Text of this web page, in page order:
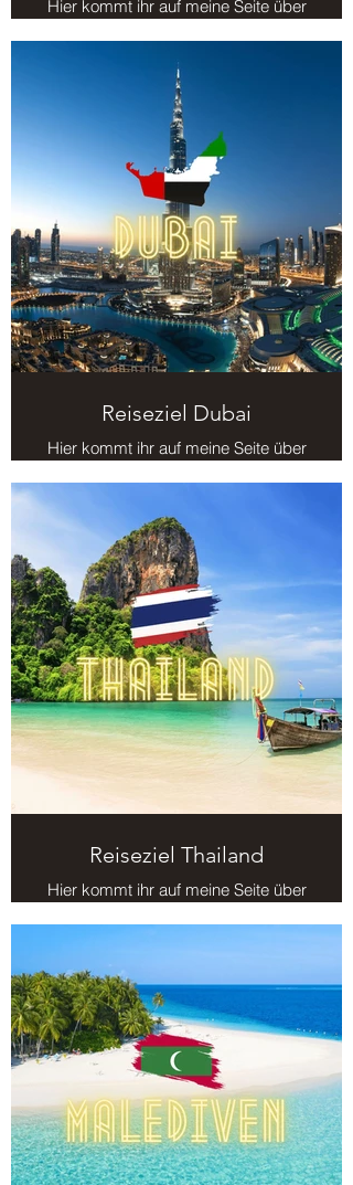
Hier kommt ihr auf meine Seite über
das Reiseziel Sri Lanka.
Reiseziel Dubai
Hier kommt ihr auf meine Seite über
das Reiseziel Dubai.
Reiseziel Thailand
Hier kommt ihr auf meine Seite über
das Reiseziel Thailand.